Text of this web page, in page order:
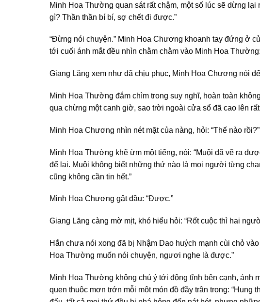
Minh Hoa Thường quan sát rất chậm, một số lúc sẽ dừng
gì? Thần thần bí bí, sợ chết đi được.”
“Đừng nói chuyện.” Minh Hoa Chương khoanh tay đứng ở
tới cuối ánh mắt đều nhìn chằm chằm vào Minh Hoa
Giang Lăng xem như đã chịu phục, Minh Hoa Chương nói
Minh Hoa Thường đắm chìm trong suy nghĩ, hoàn toàn
qua chừng một canh giờ, sao trời ngoài cửa sổ đã cao lên
Minh Hoa Chương nhìn nét mặt của nàng, hỏi: “Thế nào rồi?”
Minh Hoa Thường khẽ ừm một tiếng, nói: “Muội đã vẽ ra
để lại. Muội không biết những thứ nào là mọi người từng
cũng không cần tin hết.”
Minh Hoa Chương gật đầu: “Được.”
Giang Lăng càng mờ mịt, khó hiểu hỏi: “Rốt cuộc thì hai
Hắn chưa nói xong đã bị Nhậm Dao huých mạnh cùi chỏ
Hoa Thường muốn nói chuyện, ngươi nghe là được.”
Minh Hoa Thường không chú ý tới động tĩnh bên cạnh, ánh
quen thuộc mơn trớn mỗi một món đồ đầy trân trọng: